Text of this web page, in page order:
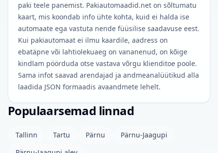
paki teele panemist. Pakiautomaadid.net on sõltumatu
kaart, mis koondab info ühte kohta, kuid ei halda ise
automaate ega vastuta nende füüsilise saadavuse eest.
Kui pakiautomaat ei ilmu kaardile, aadress on
ebatäpne või lahtiolekuaeg on vananenud, on kõige
kindlam pöörduda otse vastava võrgu klienditoe poole.
Sama infot saavad arendajad ja andmeanalüütikud alla
laadida JSON formaadis avaandmete lehelt.
Populaarsemad linnad
Tallinn Tartu Pärnu
Pärnu-Jaagupi